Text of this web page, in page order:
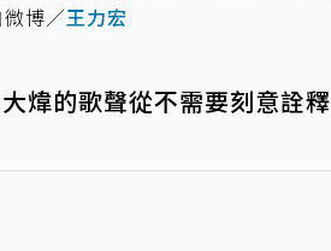
博／王力宏
煒的歌聲從不需要刻意詮釋